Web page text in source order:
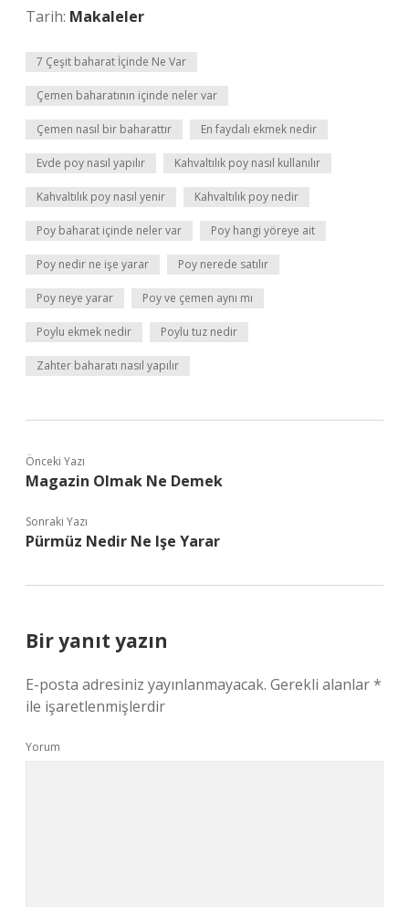
Tarih: Makaleler
7 Çeşit baharat İçinde Ne Var
Çemen baharatının içinde neler var
Çemen nasıl bir baharattır En faydalı ekmek nedir
Evde poy nasıl yapılır Kahvaltılık poy nasıl kullanılır
Kahvaltılık poy nasıl yenir Kahvaltılık poy nedir
Poy baharat içinde neler var Poy hangi yöreye ait
Poy nedir ne işe yarar Poy nerede satılır
Poy neye yarar Poy ve çemen aynı mı
Poylu ekmek nedir Poylu tuz nedir
Zahter baharatı nasıl yapılır
Önceki Yazı
Magazin Olmak Ne Demek
Sonraki Yazı
Pürmüz Nedir Ne Işe Yarar
Bir yanıt yazın
E-posta adresiniz yayınlanmayacak. Gerekli alanlar*
ile işaretlenmişlerdir
Yorum